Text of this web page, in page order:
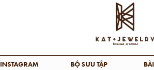
INSTAGRAM BỘ SƯU TẬP